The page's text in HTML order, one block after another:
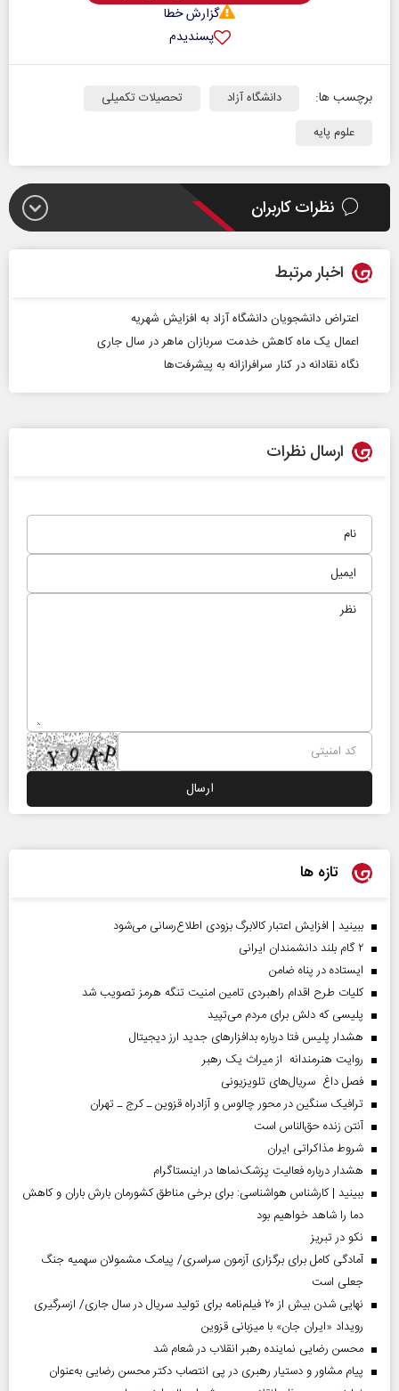
گزارش خطا
پسندیدم
برچسب ها: دانشگاه آزاد
تحصیلات تکمیلی
علوم پایه
نظرات کاربران
اخبار مرتبط
اعتراض دانشجویان دانشگاه آزاد به افزایش شهریه
اعمال یک ماه کاهش خدمت سربازان ماهر در سال جاری
نگاه نقادانه در کنار سرافرازانه به پیشرفت‌ها
ارسال نظرات
تازه ها
ببینید | افزایش اعتبار کالابرگ بزودی اطلاع‌رسانی می‌شود
۲ گام بلند دانشمندان ایرانی
ایستاده در پناه ضامن
کلیات طرح اقدام راهبردی تامین امنیت تنگه هرمز تصویب شد
پلیسی که دلش برای مردم می‌تپید
هشدار پلیس فتا درباره بدافزار‌های جدید ارز دیجیتال
روایت هنرمندانه از میراث یک رهبر
فصل داغ سریال‌های تلویزیونی
ترافیک سنگین در محور چالوس و آزادراه قزوین ـ کرج ـ تهران
آنتن زنده حق‌الناس است
شروط مذاکراتی ایران
هشدار درباره فعالیت پزشک‌نما‌ها در اینستاگرام
ببینید | کارشناس هواشناسی: برای برخی مناطق کشورمان بارش باران و کاهش
دما را شاهد خواهیم بود
نکو در تبریز
آمادگی کامل برای برگزاری آزمون سراسری/ پیامک مشمولان سهمیه جنگ
جعلی است
نهایی شدن بیش از ۲۰ فیلم‌نامه برای تولید سریال در سال جاری/ ازسرگیری
رویداد «ایران جان» با میزبانی قزوین
محسن رضایی نماینده رهبر انقلاب در شعام شد
پیام مشاور و دستیار رهبری در پی انتصاب دکتر محسن رضایی به‌عنوان